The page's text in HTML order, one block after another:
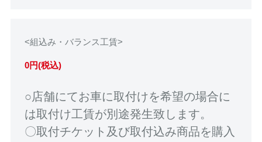
<組込み・バランス工賃>
0円(税込)
○店舗にてお車に取付けを希望の場合に
は取付け工賃が別途発生致します。
〇取付チケット及び取付込み商品を購入